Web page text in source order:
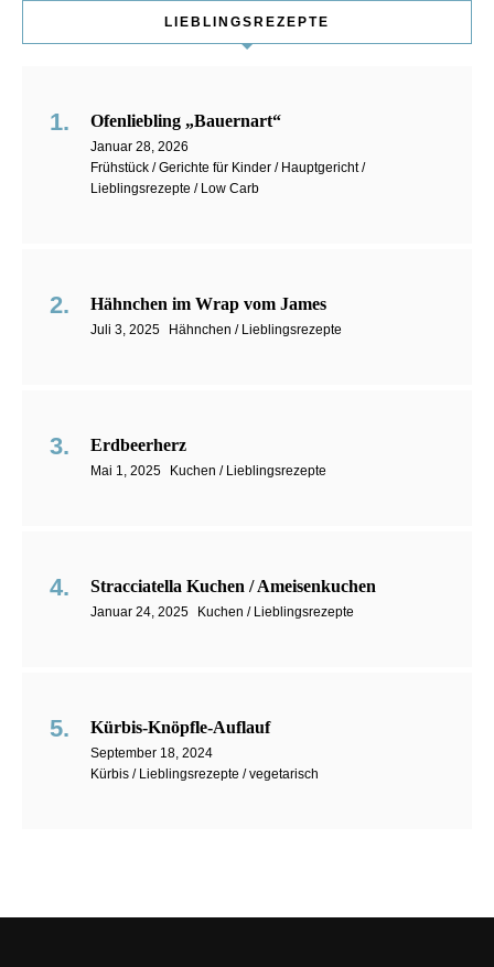
LIEBLINGSREZEPTE
Ofenliebling „Bauernart“
Januar 28, 2026
Frühstück / Gerichte für Kinder / Hauptgericht /
Lieblingsrezepte / Low Carb
Hähnchen im Wrap vom James
Juli 3, 2025 Hähnchen / Lieblingsrezepte
Erdbeerherz
Mai 1, 2025 Kuchen / Lieblingsrezepte
Stracciatella Kuchen / Ameisenkuchen
Januar 24, 2025 Kuchen / Lieblingsrezepte
Kürbis-Knöpfle-Auflauf
September 18, 2024
Kürbis / Lieblingsrezepte / vegetarisch